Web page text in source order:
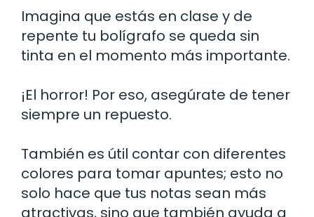
Imagina que estás en clase y de
repente tu bolígrafo se queda sin
tinta en el momento más importante.
¡El horror! Por eso, asegúrate de tener
siempre un repuesto.
También es útil contar con diferentes
colores para tomar apuntes; esto no
solo hace que tus notas sean más
atractivas, sino que también ayuda a